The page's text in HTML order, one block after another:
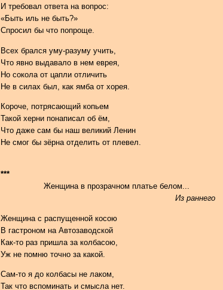
И требовал ответа на вопрос:
«Быть иль не быть?»
Спросил бы что попроще.
Всех брался уму-разуму учить,
Что явно выдавало в нем еврея,
Но сокола от цапли отличить
Не в силах был, как ямба от хорея.
Короче, потрясающий копьем
Такой херни понаписал об ём,
Что даже сам бы наш великий Ленин
Не смог бы зёрна отделить от плевел.
***
Женщина в прозрачном платье белом...
Из раннего
Женщина с распущенной косою
В гастроном на Автозаводской
Как-то раз пришла за колбасою,
Уж не помню точно за какой.
Сам-то я до колбасы не лаком,
Так что вспоминать и смысла нет.